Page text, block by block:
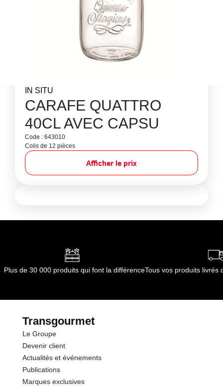
IN SITU
CARAFE QUATTRO
40CL AVEC CAPSU
Code : 643010
Colis de 12 pièces
Afficher le prix
Plus de 30 000 produits qui font la différenceTous vos produits livrés
Transgourmet
Le Groupe
Devenir client
Actualités et événements
Publications
Marques exclusives